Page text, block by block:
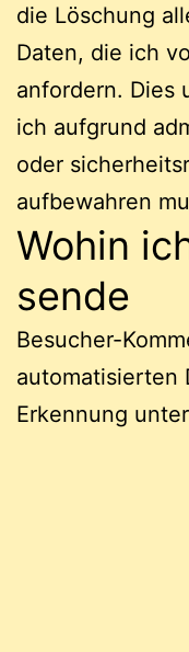
die Löschung
Daten, die ich
anfordern. Dies
ich aufgrund
oder
aufbewahren
Wohin
sende
Besucher-
automatisierten
Erkennung